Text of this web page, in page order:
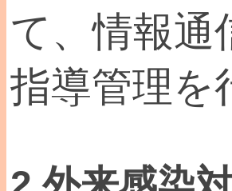
て、情報通
指導管理を